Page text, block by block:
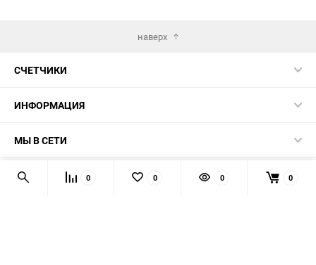
наверх
СЧЕТЧИКИ
ИНФОРМАЦИЯ
МЫ В СЕТИ
КОНТАКТЫ 0 0 0 0